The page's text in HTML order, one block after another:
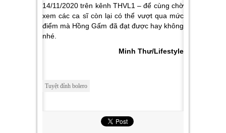
14/11/2020 trên kênh THVL1 – để cùng chờ
xem các ca sĩ còn lại có thể vượt qua mức
điểm mà Hồng Gấm đã đạt được hay không
nhé.
Minh Thư/Lifestyle
Tuyệt đỉnh bolero